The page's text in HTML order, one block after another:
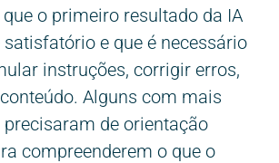
o primeiro resultado da IA
e que é necessário
instruções, corrigir erros,
Alguns com mais
de orientação
compreenderem o que o